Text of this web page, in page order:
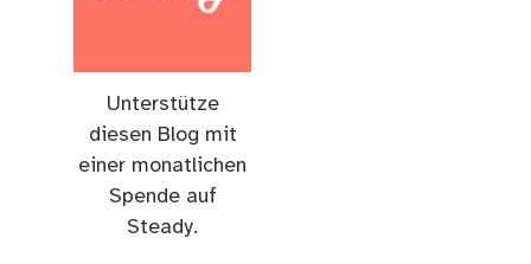
Unterstütze
diesen Blog mit
einer monatlichen
Spende auf
Steady.